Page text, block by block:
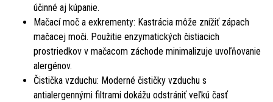
účinné aj kúpanie.
Mačací moč a exkrementy: Kastrácia môže znížiť zápach
mačacej moči. Použitie enzymatických čistiacich
prostriedkov v mačacom záchode minimalizuje uvoľňovanie
alergénov.
Čistička vzduchu: Moderné čističky vzduchu s
antialergennými filtrami dokážu odstrániť veľkú časť